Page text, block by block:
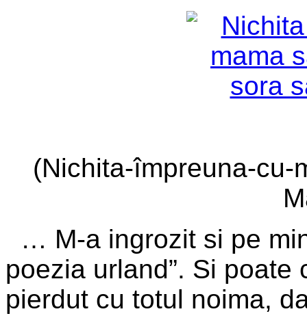
(Nichita-împreuna-cu-
… M-a ingrozit si pe
poezia urland”. Si
pierdut cu totul noima,